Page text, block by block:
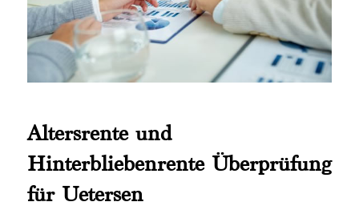
Altersrente und
Hinterbliebenrente Überprüfung
für Uetersen